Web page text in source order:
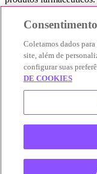
experiência seja bem-
acontece nos sites das
© 2025 Afya
Alameda Lorena, 269 -
01424-001 - CNPJ
Coletamos dados
site, além de
configurar suas
DE COOKIES